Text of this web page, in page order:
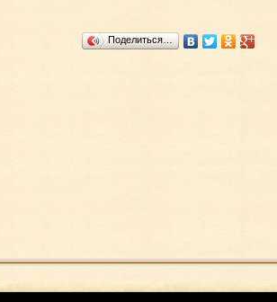
Поделиться…